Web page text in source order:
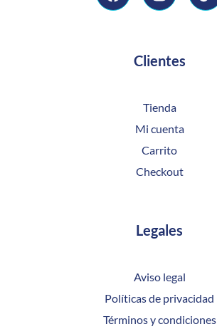
Clientes
Tienda
Mi cuenta
Carrito
Checkout
Legales
Aviso legal
Políticas de privacidad
Términos y condiciones